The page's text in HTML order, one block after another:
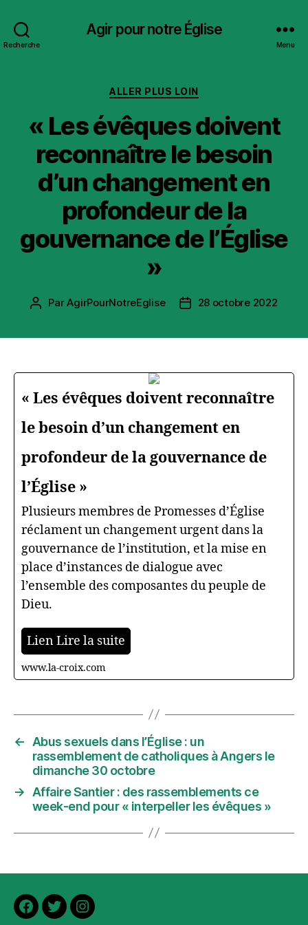
Recherche
Agir pour notre Église
Menu
Catégories
ALLER PLUS LOIN
« Les évêques doivent
reconnaître le besoin
d’un changement en
profondeur de la
gouvernance de l’Église
»
Auteur
ParAgirPourNotreEglise
Date28 octobre 2022
« Les évêques doivent reconnaître
le besoin d’un changement en
profondeur de la gouvernance de
l’Église »
Plusieurs membres de Promesses d’Église
réclament un changement urgent dans la
gouvernance de l’institution, et la mise en
place d’instances de dialogue avec
l’ensemble des composantes du peuple de
Dieu.
Lien Lire la suite
www.la-croix.com
← Abus sexuels dans l’Église : un
rassemblement de catholiques à Angers le
dimanche 30 octobre
→ Affaire Santier : des rassemblements ce
week-end pour « interpeller les évêques »
Facebook
TwitterInstagram